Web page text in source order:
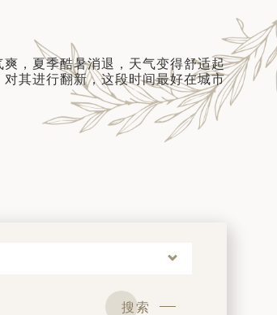
，夏季酷暑消退，天气变得舒适起
其进行翻新，这段时间最好在城市
搜索